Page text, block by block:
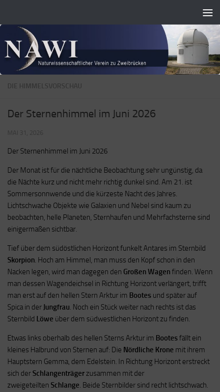
DIE HIMMELSVORSCHAU
Der Sternenhimmel im Juni 2026
MAI 31, 2026
Der Sternenhimmel im Juni 2026
Der Monat ist für die nächtliche Beobachtung sehr ungünstig, da
die Nächte kurz und nicht mehr richtig dunkel sind. Am 21. ist
Sommersonnwende und die kürzeste Nacht des Jahres.
Lichtschwache Objekte wie Galaxien und Nebel sind kaum zu
beobachten, helle Planeten, Sternhaufen und Mehrfachsterne sind
einigermaßen sichtbar.
Tief über dem südöstlichen Horizont funkelt Antares im Sternbild
Skorpion. Hoch am Himmel, man muss den Kopf schon in den
Nacken legen, wird man dagegen den Großen Wagen finden. Wenn
man dessen Wagendeichsel in Richtung Horizont verlängert, trifft
man erst auf den hellen Stern Arktur im Bootes und später auf
Spica in der Jungfrau. Noch ein Stück weiter nach rechts ist das
Sternbild Löwe über dem südwestlichen Horizont zu finden.
Etwas links oberhalb des hellen Sterns Arktur im Bootesfällt ein
kleines Halbrund von Sternen auf: Die Nördliche Krone mit ihrem
Hauptstern Gemma, dem Edelstein. In Richtung Horizont erstreckt
sich derSchlangenträgerzusammen mit der
zweigeteilten Schlange. Beide Sternbilder sind recht lichtschwach.